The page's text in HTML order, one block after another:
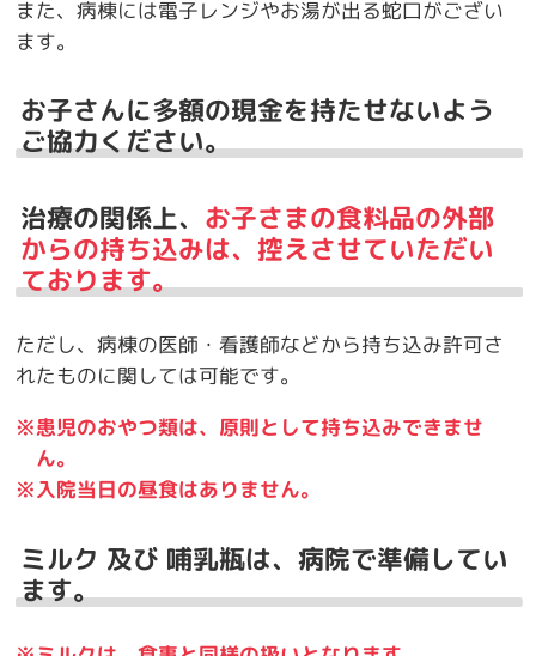
また、病棟には電子レンジやお湯が出る蛇口がござい
ます。
お子さんに多額の現金を持たせないよう
ご協力ください。
治療の関係上、 お子さまの食料品の外部
からの持ち込みは、控えさせていただい
ております。
ただし、病棟の医師・看護師などから持ち込み許可さ
れたものに関しては可能です。
※患児のおやつ類は、原則として持ち込みできませ
ん。
※入院当日の昼食はありません。
ミルク 及び 哺乳瓶は、病院で準備してい
ます。